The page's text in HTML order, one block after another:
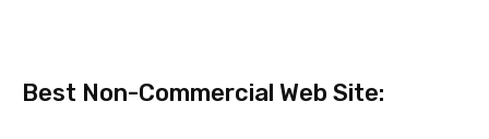
Best Non-Commercial Web Site: